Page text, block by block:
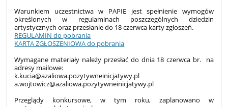
Warunkiem uczestnictwa w PAPIE jest spełnienie wymogów
określonych w regulaminach poszczególnych dziedzin
artystycznych oraz przesłanie do 18 czerwca karty zgłoszeń.
REGULAMIN do pobrania
KARTA ZGŁOSZENIOWA do pobrania
Wymagane materiały należy przesłać do dnia 18 czerwca br. na
adresy mailowe:
k.kucia@azaliowa.pozytywneinicjatywy.pl
a.wojtowicz@azaliowa.pozytywneinicjatywy.pl
Przeglądy konkursowe, w tym roku, zaplanowano w